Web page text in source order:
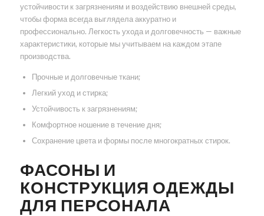
устойчивости к загрязнениям и воздействию внешней среды,
чтобы форма всегда выглядела аккуратно и
профессионально. Легкость ухода и долговечность — важные
характеристики, которые мы учитываем на каждом этапе
производства.
Прочные и долговечные ткани;
Легкий уход и стирка;
Устойчивость к загрязнениям;
Комфортное ношение в течение дня;
Сохранение цвета и формы после многократных стирок.
ФАСОНЫ И
КОНСТРУКЦИЯ ОДЕЖДЫ
ДЛЯ ПЕРСОНАЛА